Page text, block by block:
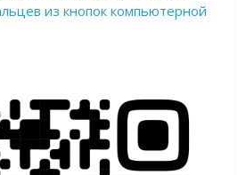
из кнопок компьютерной